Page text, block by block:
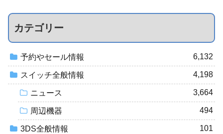
カテゴリー
予約やセール情報 6,132
スイッチ全般情報 4,198
ニュース 3,664
周辺機器 494
3DS全般情報 101